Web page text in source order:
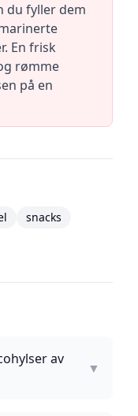
du fyller dem
En frisk
rømme
på en
snacks
av
▼